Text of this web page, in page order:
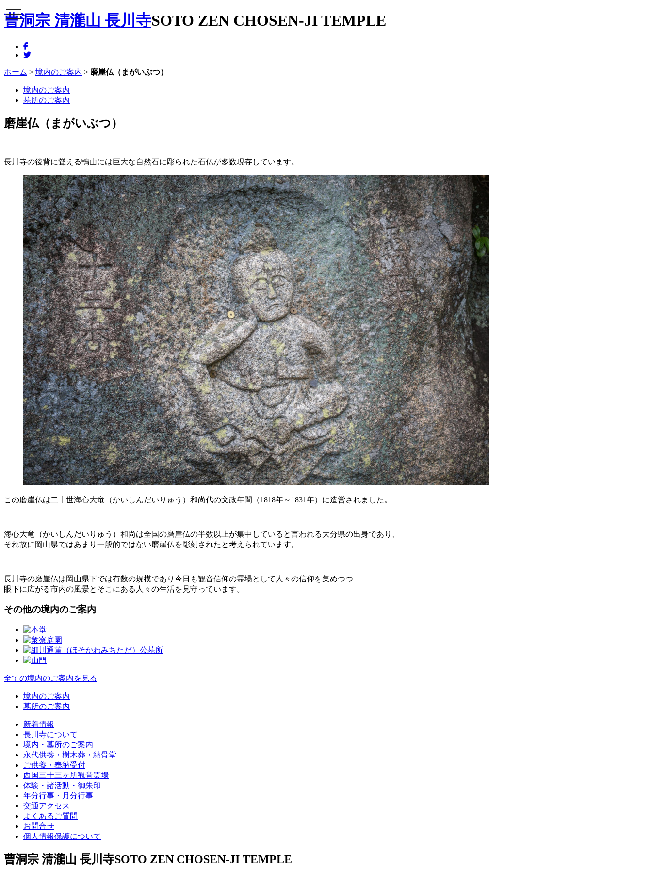
曹洞宗 清瀧山 長川寺SOTO ZEN CHOSEN-JI TEMPLE
メニュー
ホーム > 境内のご案内 > 磨崖仏（まがいぶつ）
境内のご案内
墓所のご案内
磨崖仏（まがいぶつ）
長川寺の後背に聳える鴨山には巨大な自然石に彫られた石仏が多数現存しています。
この磨崖仏は二十世海心大竜（かいしんだいりゅう）和尚代の文政年間（1818年～1831年）に造営されました。
海心大竜（かいしんだいりゅう）和尚は全国の磨崖仏の半数以上が集中していると言われる大分県の出身であり、
それ故に岡山県ではあまり一般的ではない磨崖仏を彫刻されたと考えられています。
長川寺の磨崖仏は岡山県下では有数の規模であり今日も観音信仰の霊場として人々の信仰を集めつつ
眼下に広がる市内の風景とそこにある人々の生活を見守っています。
その他の境内のご案内
全ての境内のご案内を見る
境内のご案内
墓所のご案内
新着情報
長川寺について
境内・墓所のご案内
永代供養・樹木葬・納骨堂
ご供養・奉納受付
西国三十三ヶ所観音霊場
体験・諸活動・御朱印
年分行事・月分行事
交通アクセス
よくあるご質問
お問合せ
個人情報保護について
曹洞宗 清瀧山 長川寺SOTO ZEN CHOSEN-JI TEMPLE